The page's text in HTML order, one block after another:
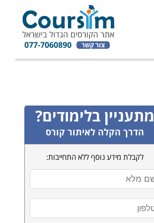
צור קשר 077-7060890
מתעניין בלימודים?
הדרך הקלה לאיתור קורס
לקבלת מידע נוסף ללא התחייבות: